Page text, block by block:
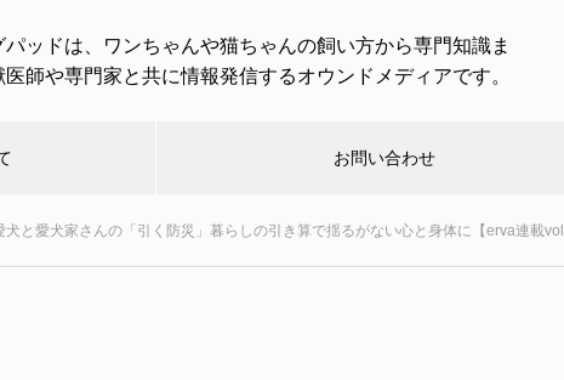
パッドは、ワンちゃんや猫ちゃんの飼い方から専門知識ま
医師や専門家と共に情報発信するオウンドメディアです。
お問い合わせ
ワンちゃんハン 介護・ 健 取 取材企業・ 救
犬と愛犬家さんの「引く防災」暮らしの引き算で揺るがない心と身体に【erva連載